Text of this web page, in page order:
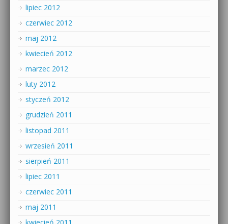
lipiec 2012
czerwiec 2012
maj 2012
kwiecień 2012
marzec 2012
luty 2012
styczeń 2012
grudzień 2011
listopad 2011
wrzesień 2011
sierpień 2011
lipiec 2011
czerwiec 2011
maj 2011